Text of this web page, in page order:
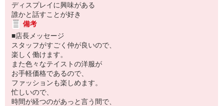
ディスプレイに興味がある
誰かと話すことが好き
備考
■店長メッセージ
スタッフがすごく仲が良いので、
楽しく働けます。
また色々なテイストの洋服が
お手軽価格であるので、
ファッションも楽しめます。
忙しいので、
時間が経つのがあっと言う間で、